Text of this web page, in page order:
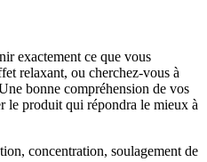
exactement ce que vous
relaxant, ou cherchez-vous à
bonne compréhension de vos
le produit qui répondra le mieux à
concentration, soulagement de